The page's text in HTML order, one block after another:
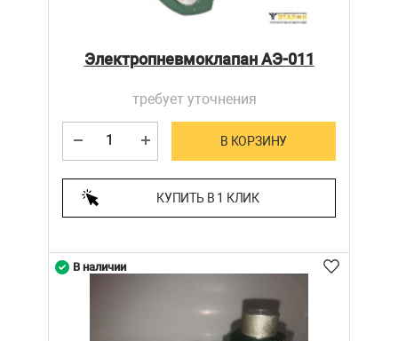
Электропневмоклапан АЭ-011
требует уточнения
В КОРЗИНУ
КУПИТЬ В 1 КЛИК
В наличии